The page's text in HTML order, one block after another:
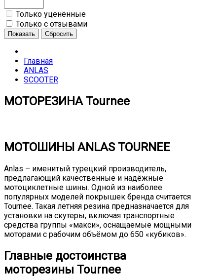
Только уценённые
Только с отзывами
Показать Сбросить
Главная
ANLAS
SCOOTER
МОТОРЕЗИНА Tournee
МОТОШИНЫ ANLAS TOURNEE
Anlas – именитый турецкий производитель,
предлагающий качественные и надёжные
мотоциклетные шины. Одной из наиболее
популярных моделей покрышек бренда считается
Tournee. Такая летняя резина предназначается для
установки на скутеры, включая транспортные
средства группы «макси», оснащаемые мощными
моторами с рабочим объёмом до 650 «кубиков».
Главные достоинства
моторезины Tournee